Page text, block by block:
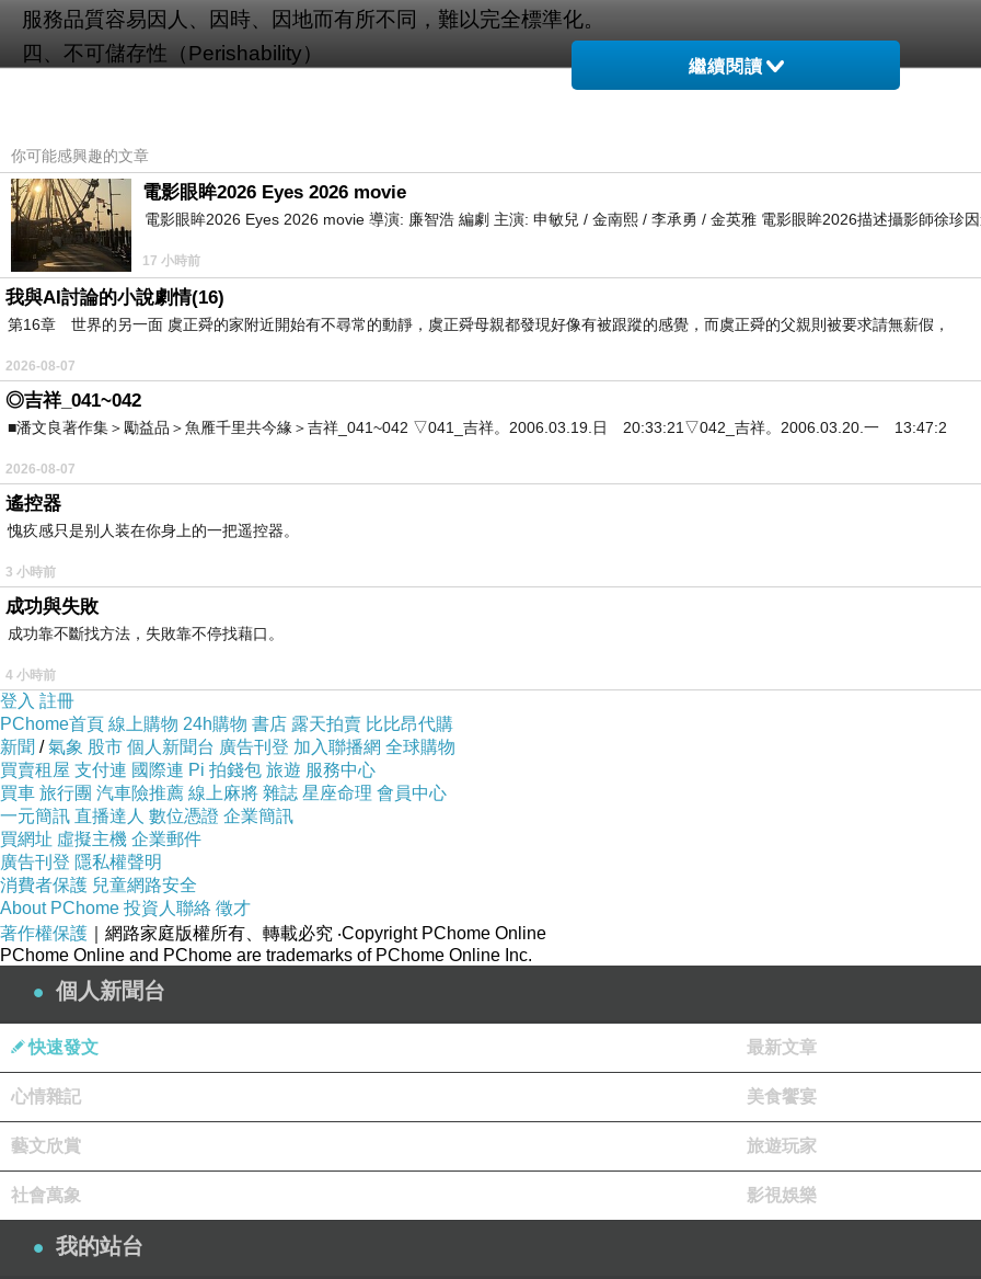
服務品質容易因人、因時、因地而有所不同，難以完全標準化。
四、不可儲存性（Perishability）
第四節 為何服務行銷愈來愈重要
在高度競爭的市場中，產品功能與價格差異逐漸縮小，使企業難以僅憑產品本身取得長期優勢。相較
器。
良好的服務行銷能夠：
提升顧客滿意度
建立顧客忠誠
強化品牌形象
創造長期收益
因此，服務已不再只是附加價值，而是企業核心策略的一部分。
本章重點整理
服務業在現代經濟中占有關鍵地位
服務具有無形性、不可分割性、異質性與不可儲存性
服務行銷著重顧客體驗與關係經營
關鍵名詞
服務行銷（Service Marketing）
無形性（Intangibility）
顧客體驗（Customer Experience）
討論問題
請舉例說明生活中三種不同的服務。
為何服務品質比產品品質更難一致？
你認為哪一項服務特性對管理最具挑戰性？為什麼？
上一篇：
下一篇：
繼續閱讀
你可能感興趣的文章
電影眼眸2026 Eyes 2026 movie
電影眼眸2026 Eyes 2026 movie 導演: 廉智浩 編劇 主演: 申敏兒 / 金南熙 / 李承勇 / 金英雅 電影眼眸2026描述攝影師徐珍
17 小時前
我與AI討論的小說劇情(16)
第16章 世界的另一面 虞正舜的家附近開始有不尋常的動靜，虞正舜母親都發現好像有被跟蹤的感覺，而虞正舜的父親則被要求請無薪假，
2026-08-07
◎吉祥_041~042
■潘文良著作集＞勵益品＞魚雁千里共今緣＞吉祥_041~042 ▽041_吉祥。2006.03.19.日 20:33:21▽042_吉祥。2006.03.20.一 13:47:2
2026-08-07
遙控器
愧疚感只是别人装在你身上的一把遥控器。
3 小時前
成功與失敗
成功靠不斷找方法，失敗靠不停找藉口。
4 小時前
登入 註冊
PChome首頁 線上購物 24h購物 書店 露天拍賣 比比昂代購
新聞 /氣象 股市 個人新聞台 廣告刊登 加入聯播網 全球購物
買賣租屋 支付連 國際連 Pi 拍錢包 旅遊 服務中心
買車 旅行團 汽車險推薦 線上麻將 雜誌 星座命理 會員中心
一元簡訊 直播達人 數位憑證 企業簡訊
買網址 虛擬主機 企業郵件
廣告刊登 隱私權聲明
消費者保護 兒童網路安全
About PChome 投資人聯絡 徵才
著作權保護 ｜網路家庭版權所有、轉載必究 ‧Copyright PChome Online
PChome Online and PChome are trademarks of PChome Online Inc.
個人新聞台
快速發文 最新文章
心情雜記 美食饗宴
藝文欣賞 旅遊玩家
社會萬象 影視娛樂
我的站台